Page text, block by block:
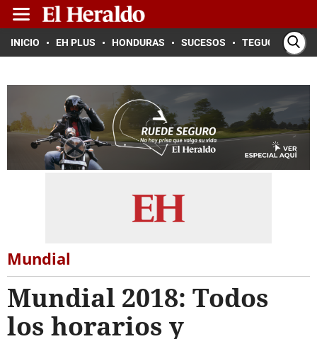
INICIO EH PLUS HONDURAS SUCESOS TEGUCIGALPA
Mundial
Mundial 2018: Todos
los horarios y